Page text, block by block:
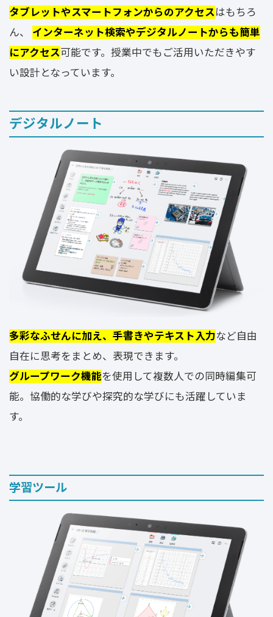
タブレットやスマートフォンからのアクセスはもちろ
ん、 インターネット検索やデジタルノートからも簡単
にアクセス可能です。授業中でもご活用いただきやす
い設計となっています。
デジタルノート
多彩なふせんに加え、手書きやテキスト入力など自由
自在に思考をまとめ、表現できます。
グループワーク機能を使用して複数人での同時編集可
能。協働的な学びや探究的な学びにも活躍していま
す。
学習ツール